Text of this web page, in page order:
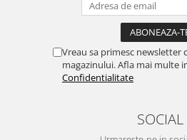
Automatizari porti culisante
Automatizari porti batante
Automatizari usi garaj
Vreau sa primesc newsletter
magazinului. Afla mai multe
Confidentialitate
SOCIAL